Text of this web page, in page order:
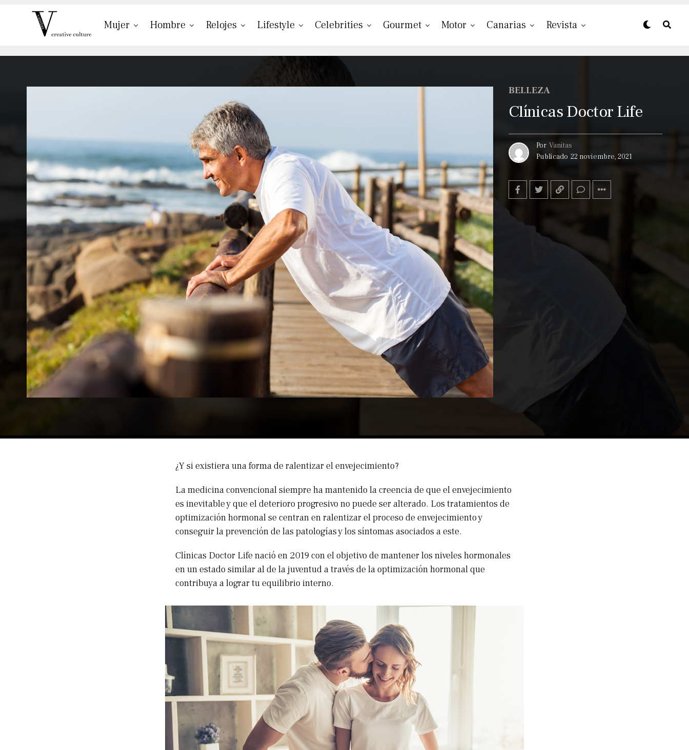
Mujer Hombre Relojes Lifestyle Celebrities Gourmet Motor Canarias Revista
BELLEZA
Clínicas Doctor Life
Por Vanitas
Publicado 22 noviembre, 2021
¿Y si existiera una forma de ralentizar el envejecimiento?
La medicina convencional siempre ha mantenido la creencia de que el envejecimiento
es inevitable y que el deterioro progresivo no puede ser alterado. Los tratamientos de
optimización hormonal se centran en ralentizar el proceso de envejecimiento y
conseguir la prevención de las patologías y los síntomas asociados a este.
Clínicas Doctor Life nació en 2019 con el objetivo de mantener los niveles hormonales
en un estado similar al de la juventud a través de la optimización hormonal que
contribuya a lograr tu equilibrio interno.